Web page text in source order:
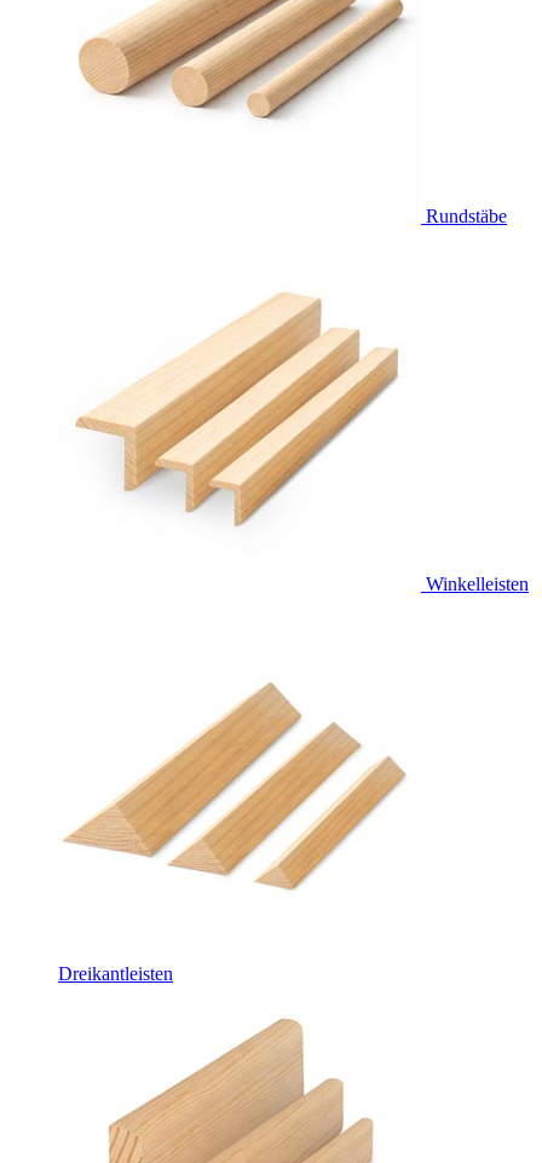
Rundstäbe
Winkelleisten
Dreikantleisten